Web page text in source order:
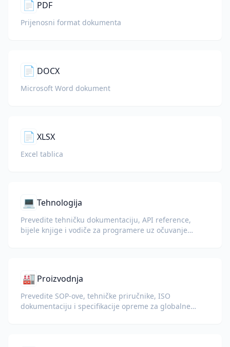
📄 PDF
Prijenosni format dokumenta
📄 DOCX
Microsoft Word dokument
📄 XLSX
Excel tablica
💻 Tehnologija
Prevedite tehničku dokumentaciju, API reference,
bijele knjige i vodiče za programere uz očuvanje
🏭 Proizvodnja
Prevedite SOP-ove, tehničke priručnike, ISO
dokumentaciju i specifikacije opreme za globalne